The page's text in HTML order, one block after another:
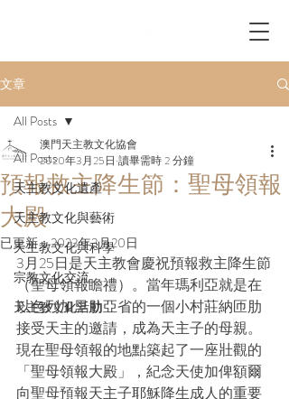
文章
All Posts
天主教文化遺產
天主教文化與藝術
天主教文化與科學
宗教文化交流
天主教文化活動
All Posts
預報救主降生節：聖母領報
大殿
澳門天主教文化協會
2020年3月25日 讀畢需時 2 分鐘
已更新：2023年3月20日
3月25日是天主教會慶祝預報救主降生節
（聖母領報瞻禮）。當年瑪利亞就是在
以色列加里肋亞省的一個小村莊納匝肋
接受天主的邀請，成為天主子的母親。
現在聖母領報的地點築起了一座壯觀的
「聖母領報大殿」，紀念天使加俾額爾
向聖母預報天主子耶穌降生成人的重要